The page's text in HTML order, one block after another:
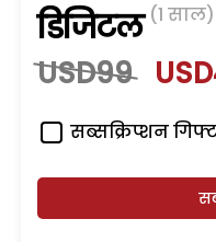
डिजिटल (1 साल)
USD99
सब्सक्रिप्शन